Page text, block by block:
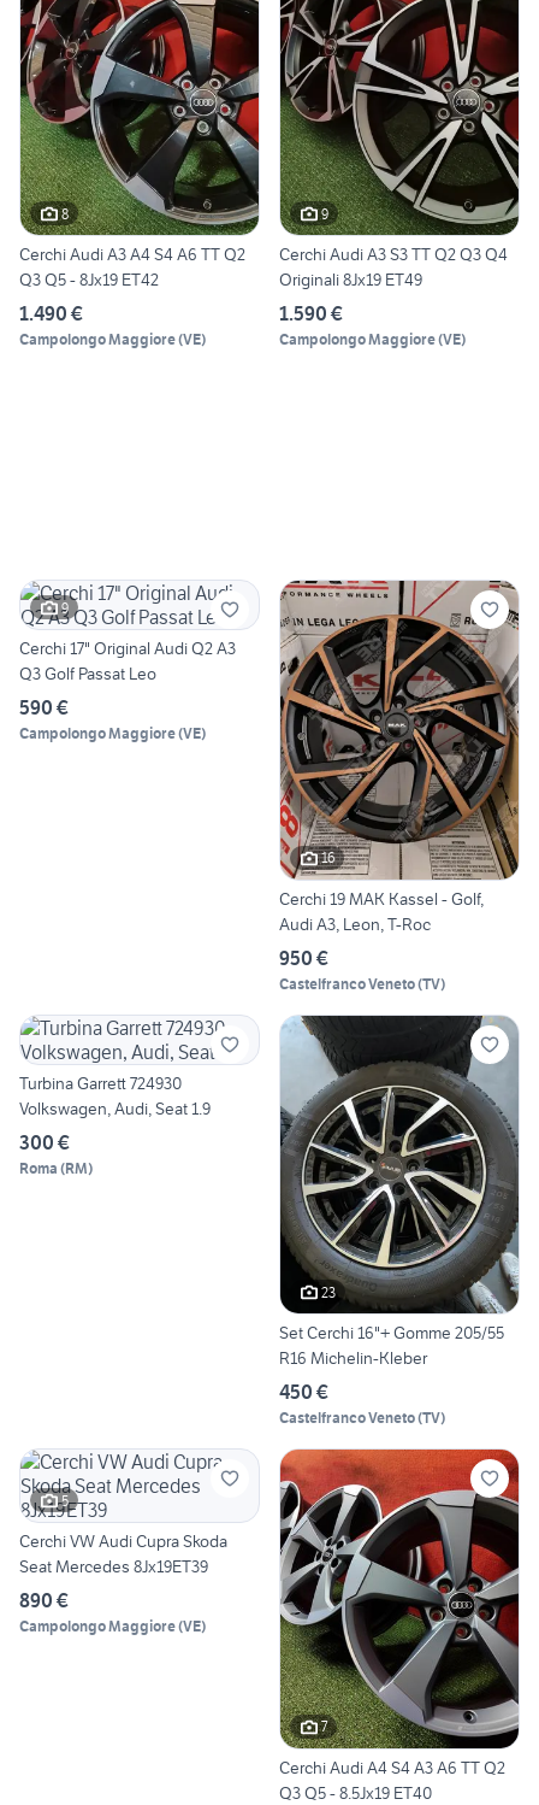
8
Cerchi Audi A3 A4 S4 A6 TT Q2
Q3 Q5 - 8Jx19 ET42
1.490 €
Campolongo Maggiore(VE)
9
Cerchi Audi A3 S3 TT Q2 Q3 Q4
Originali 8Jx19 ET49
1.590 €
Campolongo Maggiore(VE)
9
Cerchi 17" Original Audi Q2 A3
Q3 Golf Passat Leo
590 €
Campolongo Maggiore(VE)
16
Cerchi 19 MAK Kassel - Golf,
Audi A3, Leon, T-Roc
950 €
Castelfranco Veneto(TV)
Turbina Garrett 724930
Volkswagen, Audi, Seat 1.9
300 €
Roma (RM)
23
Set Cerchi 16"+ Gomme 205/55
R16 Michelin-Kleber
450 €
Castelfranco Veneto(TV)
5
Cerchi VW Audi Cupra Skoda
Seat Mercedes 8Jx19ET39
890 €
Campolongo Maggiore(VE)
7
Cerchi Audi A4 S4 A3 A6 TT Q2
Q3 Q5 - 8.5Jx19 ET40